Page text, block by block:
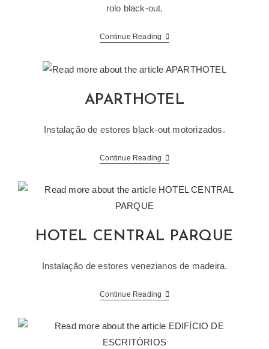
rolo black-out.
Continue Reading EDIFÍCIO
APARTHOTEL
Instalação de estores black-out motorizados.
Continue Reading APARTHOTEL
HOTEL CENTRAL PARQUE
Instalação de estores venezianos de madeira.
Continue Reading HOTEL